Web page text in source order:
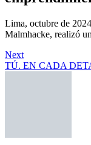
Lima, octubre de
Malmhacke, realizó
Next
TÚ. EN CADA